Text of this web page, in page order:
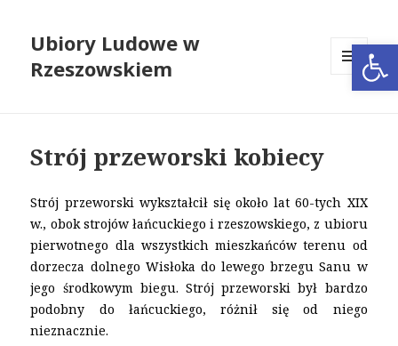
Ubiory Ludowe w
Rzeszowskiem
MENU
Strój przeworski kobiecy
Strój przeworski wykształcił się około lat 60-tych XIX
w., obok strojów łańcuckiego i rzeszowskiego, z ubioru
pierwotnego dla wszystkich mieszkańców terenu od
dorzecza dolnego Wisłoka do lewego brzegu Sanu w
jego środkowym biegu. Strój przeworski był bardzo
podobny do łańcuckiego, różnił się od niego
nieznacznie.